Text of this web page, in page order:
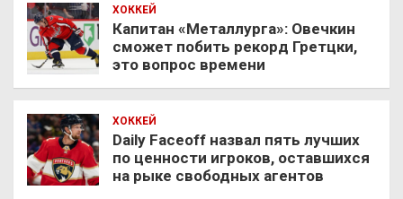
ХОККЕЙ
Капитан «Металлурга»: Овечкин
сможет побить рекорд Гретцки,
это вопрос времени
ХОККЕЙ
Daily Faceoff назвал пять лучших
по ценности игроков, оставшихся
на рыке свободных агентов